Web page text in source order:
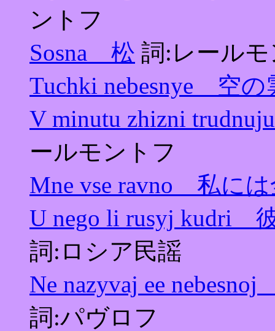
ントフ
Sosna 松 詞:レール
Tuchki nebesnye 空の
V minutu zhizni
ールモントフ
Mne vse ravno 私に
U nego li rusyj kudri
詞:ロシア民謡
Ne nazyvaj ee
詞:パヴロフ